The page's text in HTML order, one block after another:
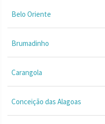
Belo Oriente
Brumadinho
Carangola
Conceição das Alagoas